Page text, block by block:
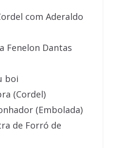
com Aderaldo
Fenelon Dantas
boi
(Cordel)
(Embolada)
de Forró de